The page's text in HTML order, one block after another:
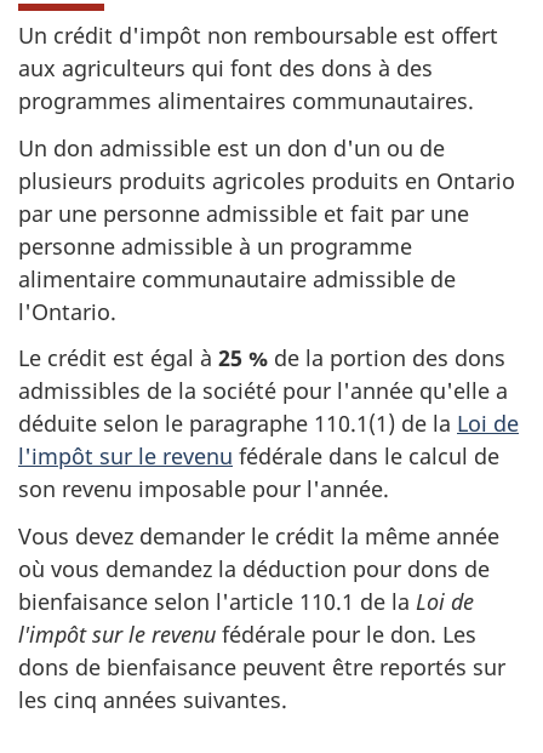
Un crédit d'impôt non remboursable est offert
aux agriculteurs qui font des dons à des
programmes alimentaires communautaires.
Un don admissible est un don d'un ou de
plusieurs produits agricoles produits en Ontario
par une personne admissible et fait par une
personne admissible à un programme
alimentaire communautaire admissible de
l'Ontario.
Le crédit est égal à 25 % de la portion des dons
admissibles de la société pour l'année qu'elle a
déduite selon le paragraphe 110.1(1) de la Loi de
l'impôt sur le revenu fédérale dans le calcul de
son revenu imposable pour l'année.
Vous devez demander le crédit la même année
où vous demandez la déduction pour dons de
bienfaisance selon l'article 110.1 de la Loi de
l'impôt sur le revenu fédérale pour le don. Les
dons de bienfaisance peuvent être reportés sur
les cinq années suivantes.